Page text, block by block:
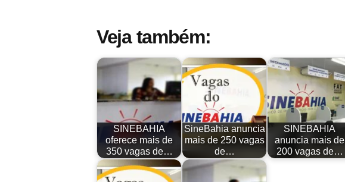
Veja também:
SINEBAHIA
oferece mais de
350 vagas de…
SineBahia anuncia
mais de 250 vagas
de…
SINEBAHIA
anuncia mais de
200 vagas de…